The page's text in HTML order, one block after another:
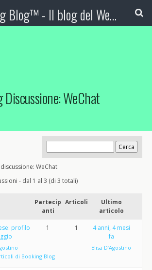
Booking Blog™ - Il blog del Web Marketing Turistico
Discussione: WeChat
WeChat
- dal 1 al 3 (di 3 totali)
Partecip
anti
Articoli
Ultimo
articolo
profilo
di Booking Blog
1 1
4 anni, 4 mesi
fa
Elisa D’Agostino